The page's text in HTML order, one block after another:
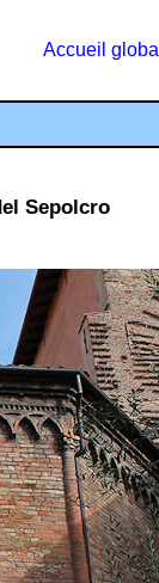
Accueil global
Sepolcro